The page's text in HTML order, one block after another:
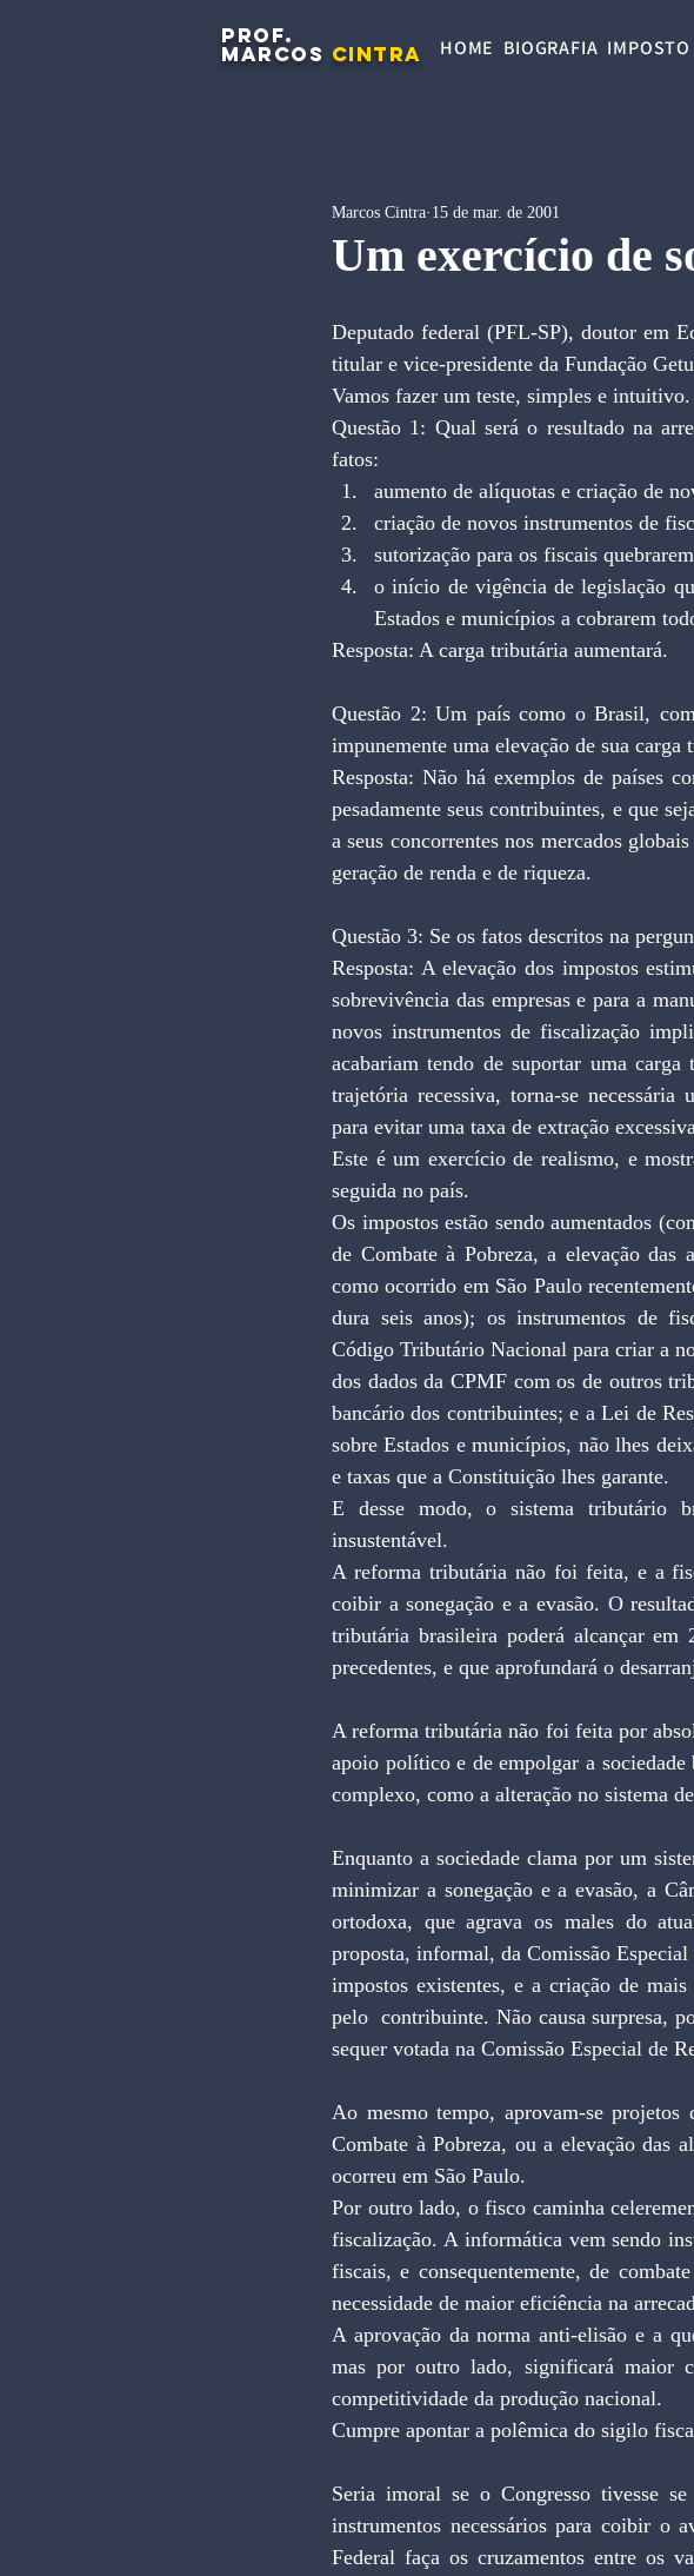
PROF.
MARCOS CINTRA HOME BIOGRAFIA IMPOSTO
Um exercício de
Marcos Cintra 15 de mar. de 2001
Deputado federal (PFL-SP), doutor em
titular e vice-presidente da Fundação
Vamos fazer um teste, simples e intuitivo.
Questão 1: Qual será o resultado na
fatos:
aumento de alíquotas e criação de
criação de novos instrumentos de
sutorização para os fiscais
o início de vigência de legislação
Estados e municípios a cobrarem
Resposta: A carga tributária aumentará.
Questão 2: Um país como o Brasil,
impunemente uma elevação de sua
Resposta: Não há exemplos de países
pesadamente seus contribuintes, e que
a seus concorrentes nos mercados
geração de renda e de riqueza.
Questão 3: Se os fatos descritos na
Resposta: A elevação dos impostos
sobrevivência das empresas e para a
novos instrumentos de fiscalização
acabariam tendo de suportar uma
trajetória recessiva, torna-se
para evitar uma taxa de extração
Este é um exercício de realismo, e
seguida no país.
Os impostos estão sendo aumentados
de Combate à Pobreza, a elevação das
como ocorrido em São Paulo
dura seis anos); os instrumentos de
Código Tributário Nacional para criar a
dos dados da CPMF com os de outros
bancário dos contribuintes; e a Lei de
sobre Estados e municípios, não lhes
e taxas que a Constituição lhes garante.
E desse modo, o sistema tributário
insustentável.
A reforma tributária não foi feita, e a
coibir a sonegação e a evasão. O
tributária brasileira poderá alcançar
precedentes, e que aprofundará o
A reforma tributária não foi feita por
apoio político e de empolgar a
complexo, como a alteração no sistema
Enquanto a sociedade clama por um
minimizar a sonegação e a evasão, a
ortodoxa, que agrava os males do
proposta, informal, da Comissão
impostos existentes, e a criação de
pelo  contribuinte. Não causa surpresa,
sequer votada na Comissão Especial de
Ao mesmo tempo, aprovam-se
Combate à Pobreza, ou a elevação das
ocorreu em São Paulo.
Por outro lado, o fisco caminha
fiscalização. A informática vem sendo
fiscais, e consequentemente, de
necessidade de maior eficiência na
A aprovação da norma anti-elisão e a
mas por outro lado, significará maior
competitividade da produção nacional.
Cumpre apontar a polêmica do sigilo
Seria imoral se o Congresso tivesse
instrumentos necessários para coibir o
Federal faça os cruzamentos entre os